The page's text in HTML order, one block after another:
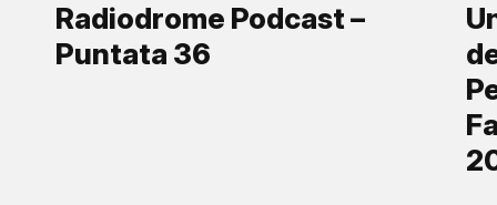
Radiodrome Podcast –
Puntata 36